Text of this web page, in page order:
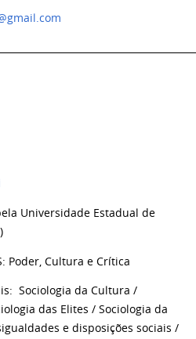
Universidade Estadual de
Poder, Cultura e Crítica
Sociologia da Cultura /
das Elites / Sociologia da
e disposições sociais /